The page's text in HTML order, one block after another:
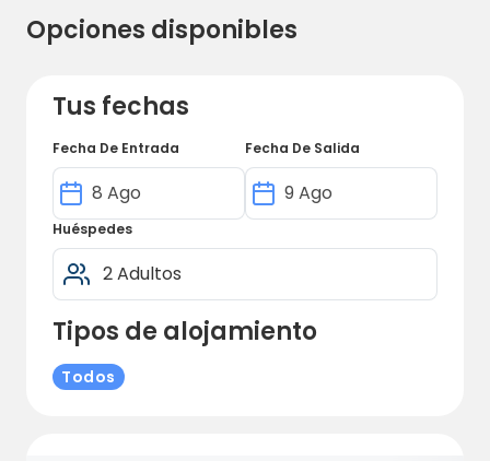
electricidad.
Opciones disponibles
Tus fechas
Fecha De Entrada Fecha De Salida
Huéspedes
Tipos de alojamiento
Todos